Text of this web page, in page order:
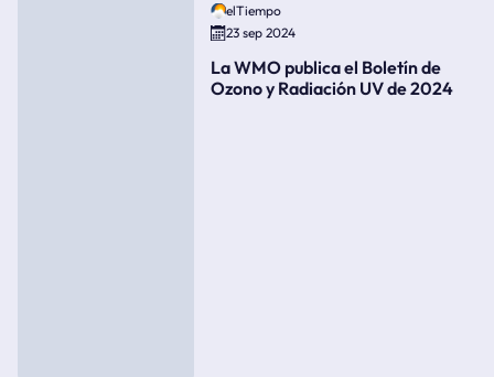
elTiempo
23 sep 2024
La WMO publica el Boletín de
Ozono y Radiación UV de 2024